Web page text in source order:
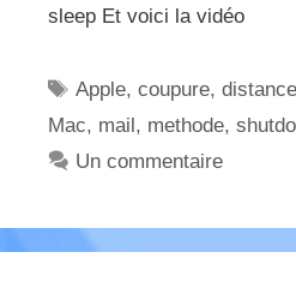
sleep Et voici la vidéo
Étiquettes
Apple,coupure,distance
Mac, mail , methode,
Un commentaire